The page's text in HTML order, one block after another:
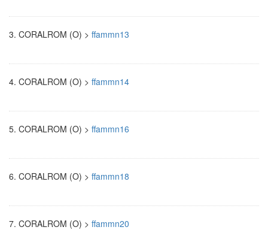
3. CORALROM (O) > ffammn13
4. CORALROM (O) > ffammn14
5. CORALROM (O) > ffammn16
6. CORALROM (O) > ffammn18
7. CORALROM (O) > ffammn20